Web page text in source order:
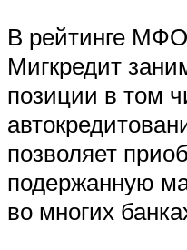
В рейтинге
Мигкредит
позиции в том
позволяет
подержанную
во многих